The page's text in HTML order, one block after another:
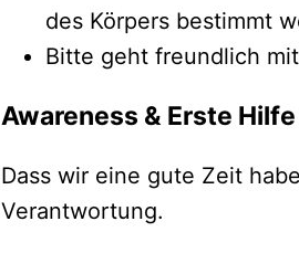
des Körpers bestimmt
Bitte geht freundlich
Awareness & Erste Hilfe
Dass wir eine gute Zeit
Verantwortung.